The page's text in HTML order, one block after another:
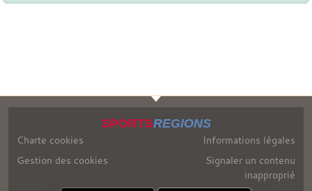
SPORTSREGIONS
Charte cookies
Gestion des cookies
Informations légales
Signaler un contenu
inapproprié